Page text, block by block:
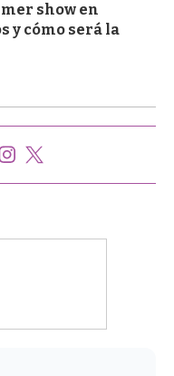
show en
y cómo será la